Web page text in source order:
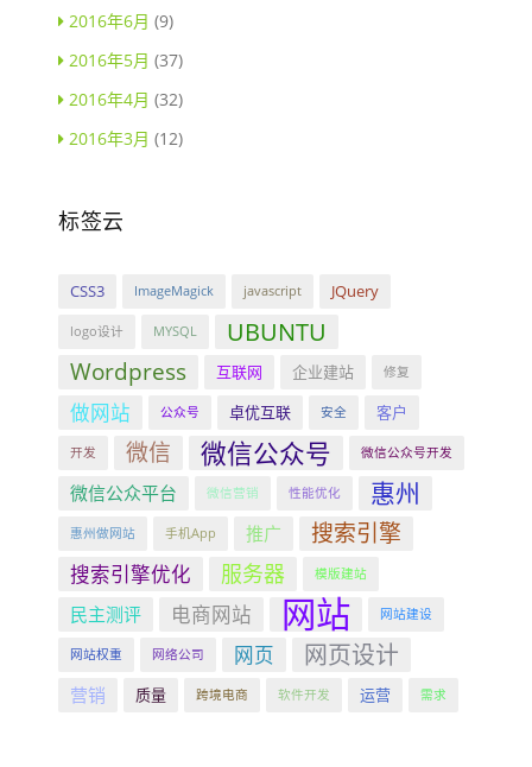
2016年6月 (9)
2016年5月 (37)
2016年4月 (32)
2016年3月 (12)
标签云
CSS3 ImageMagick javascript JQuery
logo设计 MYSQL UBUNTU
Wordpress 互联网 企业建站 修复
做网站 公众号 卓优互联 安全 客户
开发 微信 微信公众号 微信公众号开发
微信公众平台 微信营销 性能优化 惠州
惠州做网站 手机App 推广 搜索引擎
搜索引擎优化 服务器 模版建站
民主测评 电商网站 网站 网站建设
网站权重 网络公司 网页 网页设计
营销 质量 跨境电商 软件开发 运营 需求